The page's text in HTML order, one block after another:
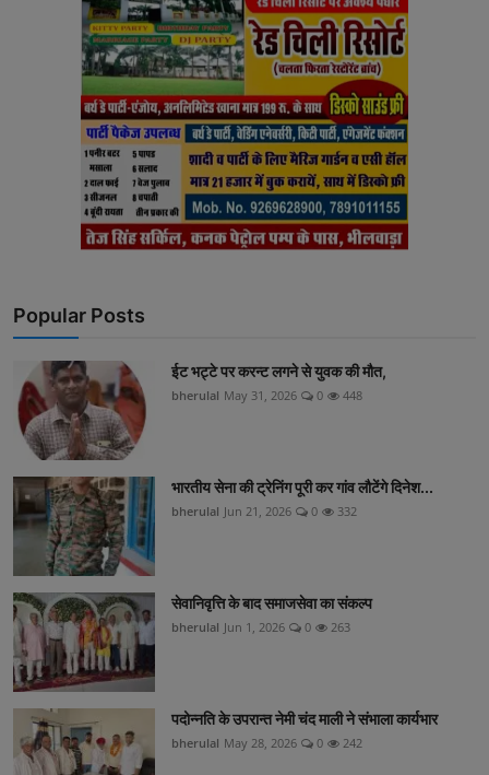
Popular Posts
ईट भट्टे पर करन्ट लगने से युवक की मौत,
bherulal May 31, 2026 0 448
भारतीय सेना की ट्रेनिंग पूरी कर गांव लौटेंगे दिनेश...
bherulal Jun 21, 2026 0 332
सेवानिवृत्ति के बाद समाजसेवा का संकल्प
bherulal Jun 1, 2026 0 263
पदोन्नति के उपरान्त नेमी चंद माली ने संभाला कार्यभार
bherulal May 28, 2026 0 242